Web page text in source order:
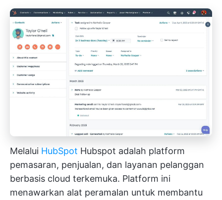
Melalui HubSpot Hubspot adalah platform
pemasaran, penjualan, dan layanan pelanggan
berbasis cloud terkemuka. Platform ini
menawarkan alat peramalan untuk membantu